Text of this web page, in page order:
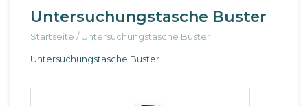
Untersuchungstasche Buster
Startseite /Untersuchungstasche Buster
Untersuchungstasche Buster